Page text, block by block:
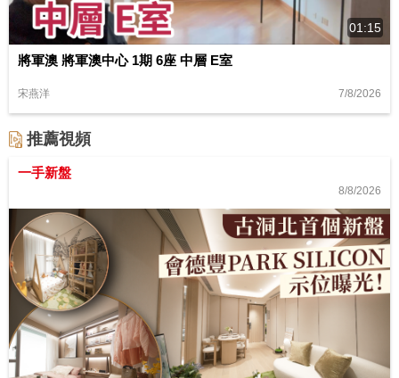
01:15
將軍澳 將軍澳中心 1期 6座 中層 E室
宋燕洋 7/8/2026
推薦視頻
一手新盤
8/8/2026